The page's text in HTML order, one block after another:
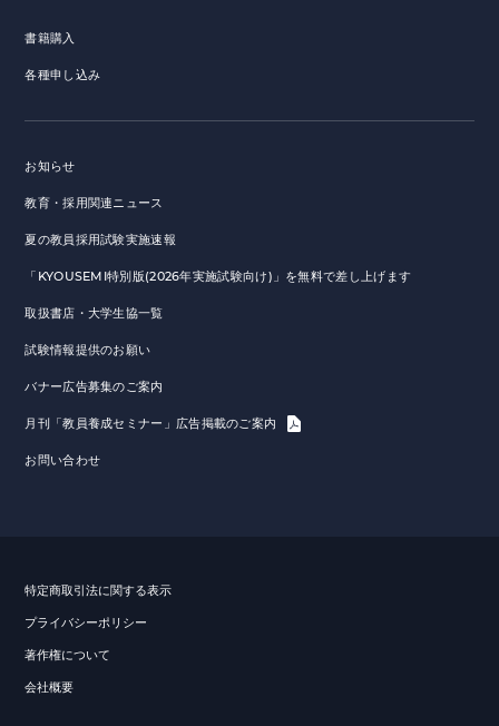
書籍購入
各種申し込み
お知らせ
教育・採用関連ニュース
夏の教員採用試験実施速報
「KYOUSEMI特別版(2026年実施試験向け)」を無料で差し上げます
取扱書店・大学生協一覧
試験情報提供のお願い
バナー広告募集のご案内
月刊「教員養成セミナー」広告掲載のご案内
お問い合わせ
特定商取引法に関する表示
プライバシーポリシー
著作権について
会社概要